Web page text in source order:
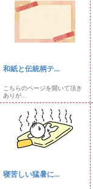
和紙と伝統柄テ...
こちらのページを開いて頂き
ありが...
寝苦しい猛暑に...